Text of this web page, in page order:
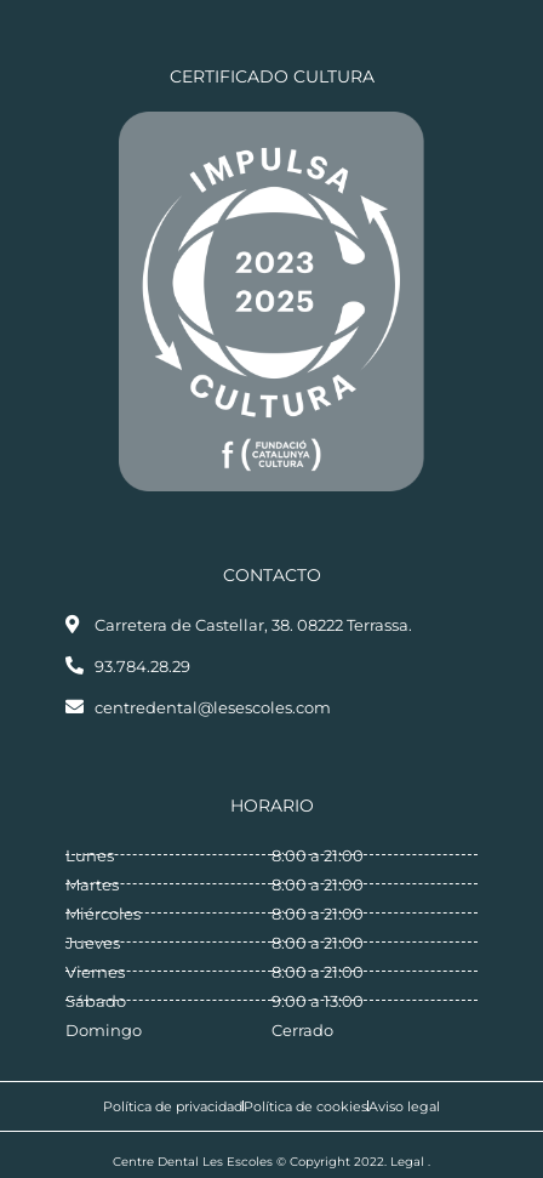
CERTIFICADO CULTURA
CONTACTO
Carretera de Castellar, 38. 08222 Terrassa.
93.784.28.29
centredental@lesescoles.com
HORARIO
Lunes
Martes
Miércoles
Jueves
Viernes
Sábado
Domingo
8:00 a 21:00
8:00 a 21:00
8:00 a 21:00
8:00 a 21:00
8:00 a 21:00
9:00 a 13:00
Cerrado
Política de privacidadPolítica de cookiesAviso legal
Centre Dental Les Escoles © Copyright 2022. Legal .